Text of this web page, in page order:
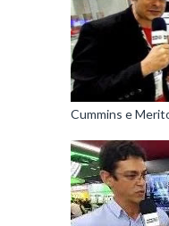
Cummins e